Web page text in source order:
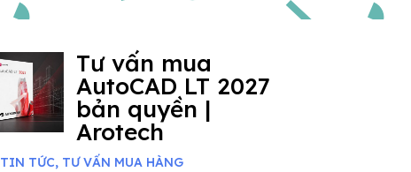
Tư vấn mua
AutoCAD LT 2027
bản quyền |
Arotech
TIN TỨC, TƯ VẤN MUA HÀNG